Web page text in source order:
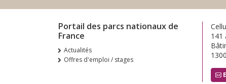
Portail des parcs nationaux de
France
Actualités
Offres d'emploi / stages
141